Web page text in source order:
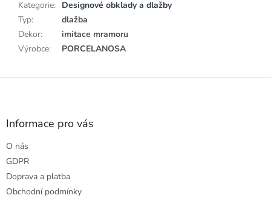
Kategorie: Designové obklady a dlažby
Typ:
dlažba
Dekor:
imitace mramoru
Výrobce: PORCELANOSA
Z
Informace pro vás
O nás
GDPR
Doprava a platba
Obchodní podmínky